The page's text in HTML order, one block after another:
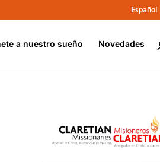
Español
a nuestro sueño Novedades